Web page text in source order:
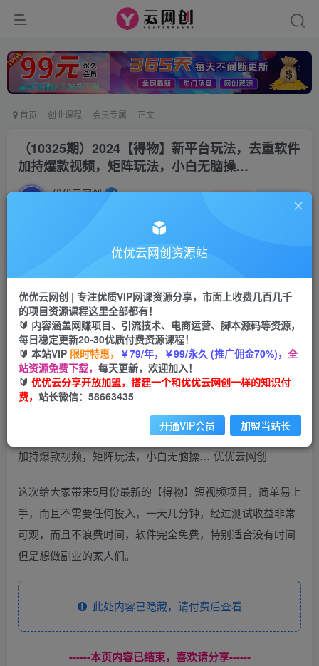
首页 创业课程 会员专属 正文
（10325期）2024【得物】新平台玩法，去重软件
加持爆款视频，矩阵玩法，小白无脑操…
优优云网创 私信
会员专属资源
会员免费
您暂无购买权限，请先开通会员
开通会员
这次给大家带来5月份最新的【得物】短视频项目，简单易上
手，而且不需要任何投入，一天几分钟，经过测试收益非常
可观，而且不浪费时间，软件完全免费，特别适合没有时间
但是想做副业的家人们。
此处内容已隐藏，请付费后查看
------本页内容已结束，喜欢请分享------
优优云网创资源站
优优云网创 | 专注优质VIP网课资源分享，市面上收费几百几千
的项目资源课程这里全部都有！
🔰 内容涵盖网赚项目、引流技术、电商运营、脚本源码等资源，
每日稳定更新20-30优质付费资源课程！
🔰 本站VIP 限时特惠， ￥79/年，￥99/永久 (推广佣金70%)， 全
站资源免费下载， 每天更新，欢迎加入！
🔰 优优云分享开放加盟，搭建一个和优优云网创一样的知识付
费， 站长微信：58663435
开通VIP会员 加盟当站长